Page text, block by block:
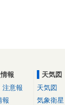
報
注意報
報
天気図
天気図
気象衛星